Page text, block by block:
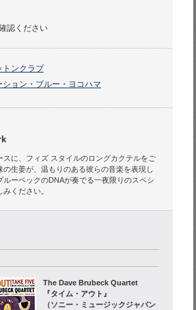
認ください
トンクラブ
ション・ブルー・ヨコハマ
スに、フィズ スタイルのロングカクテルをご
の生姜が、温もりのある彼らの音楽を表現し
ーベックのDNAが奏でる一夜限りのスペシ
ください。
The Dave Brubeck Quartet
『タイム・アウト』
（ソニー・ミュージックジャパン